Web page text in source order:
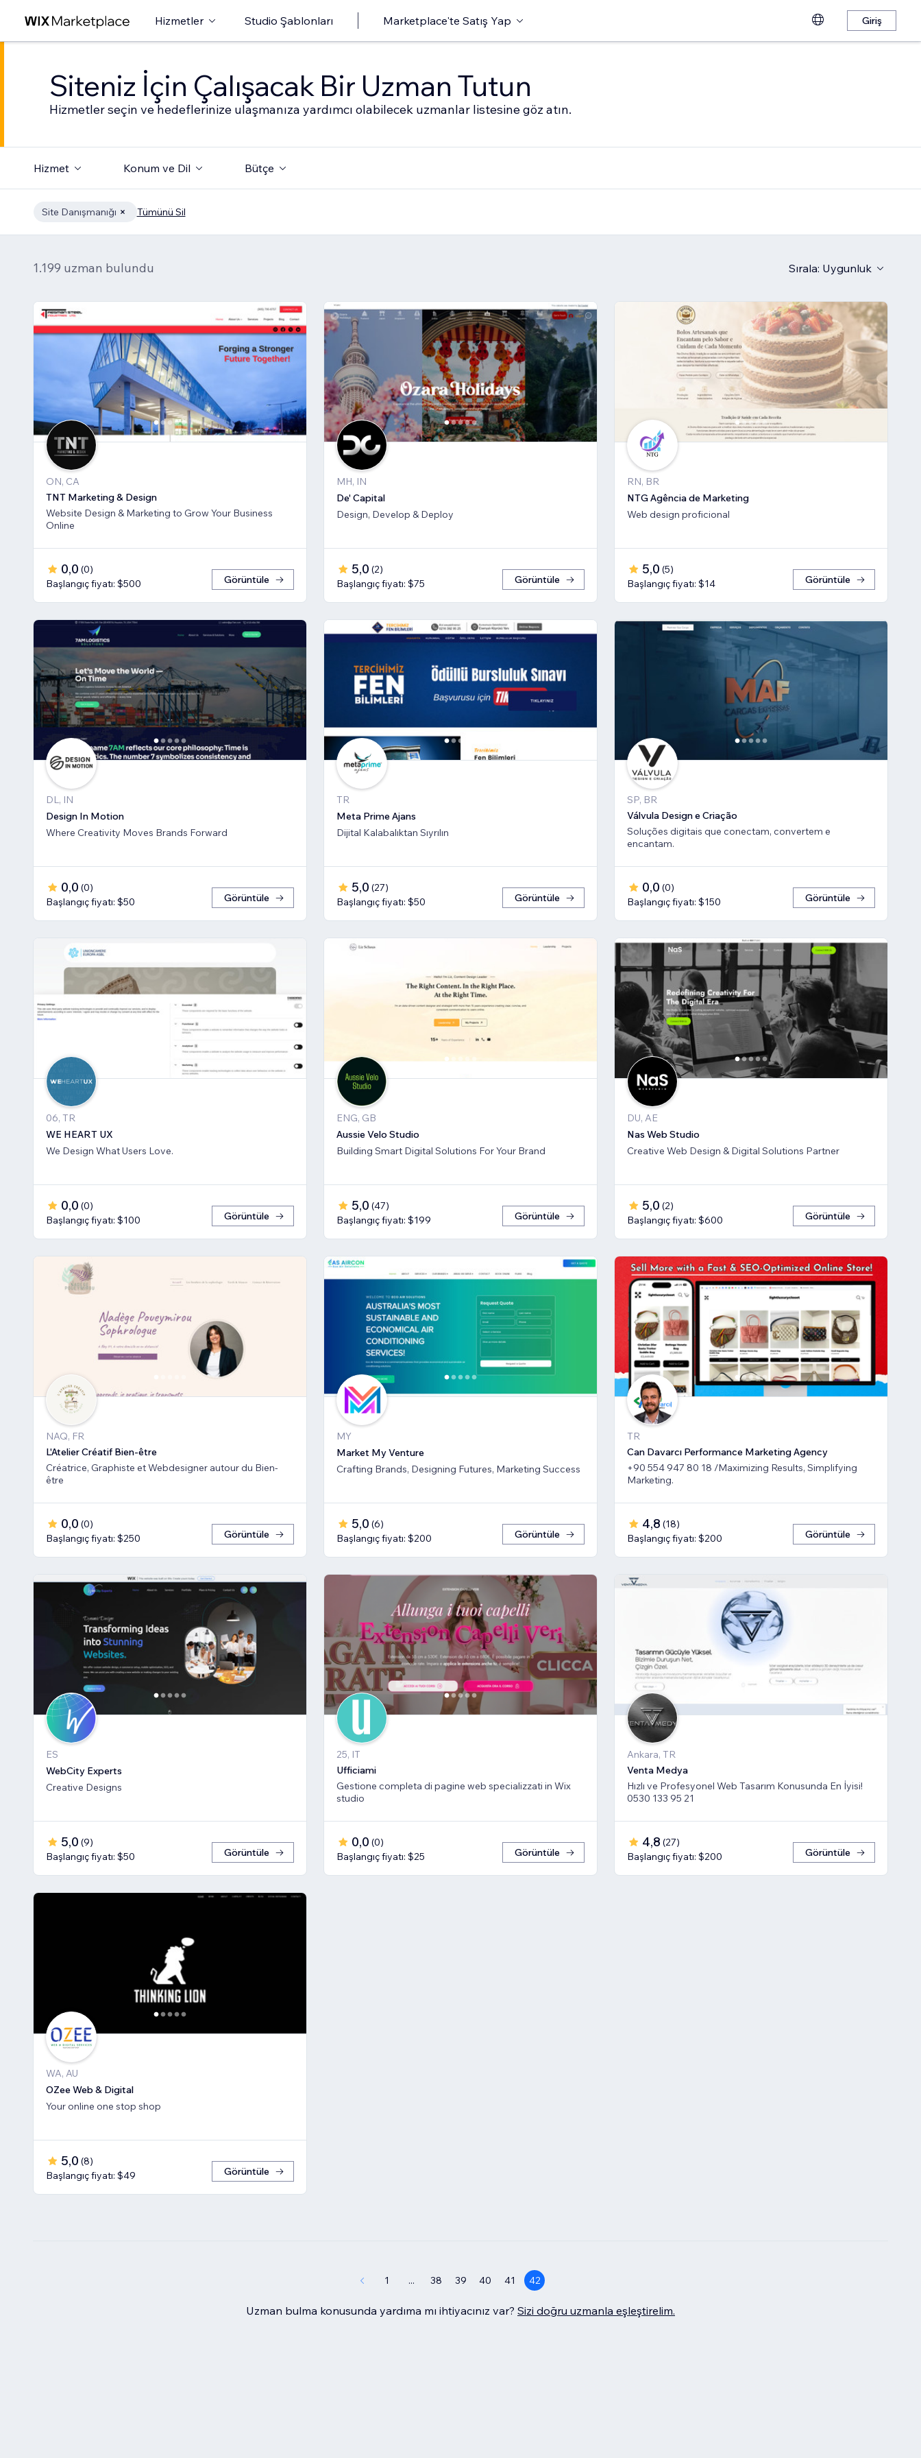
Hizmetler Studio Şablonları Marketplace'te Satış Yap Giriş
Siteniz İçin Çalışacak Bir Uzman Tutun
Hizmetler seçin ve hedeflerinize ulaşmanıza yardımcı olabilecek uzmanlar listesine göz atın.
Hizmet Konum ve Dil Bütçe
Site Danışmanığı Tümünü Sil
1.199 uzman bulundu Sırala: Uygunluk
ON, CA
TNT Marketing & Design
Website Design & Marketing to Grow Your Business
Online
0,0 (0)
Başlangıç fiyatı: $500
Görüntüle
MH, IN
De' Capital
Design, Develop & Deploy
5,0 (2)
Başlangıç fiyatı: $75
Görüntüle
RN, BR
NTG Agência de Marketing
Web design proficional
5,0 (5)
Başlangıç fiyatı: $14
Görüntüle
DL, IN
Design In Motion
Where Creativity Moves Brands Forward
0,0 (0)
Başlangıç fiyatı: $50
Görüntüle
TR
Meta Prime Ajans
Dijital Kalabalıktan Sıyrılın
5,0 (27)
Başlangıç fiyatı: $50
Görüntüle
SP, BR
Válvula Design e Criação
Soluções digitais que conectam, convertem e
encantam.
0,0 (0)
Başlangıç fiyatı: $150
Görüntüle
06, TR
WE HEART UX
We Design What Users Love.
0,0 (0)
Başlangıç fiyatı: $100
Görüntüle
ENG, GB
Aussie Velo Studio
Building Smart Digital Solutions For Your Brand
5,0 (47)
Başlangıç fiyatı: $199
Görüntüle
DU, AE
Nas Web Studio
Creative Web Design & Digital Solutions Partner
5,0 (2)
Başlangıç fiyatı: $600
Görüntüle
NAQ, FR
L'Atelier Créatif Bien-être
Créatrice, Graphiste et Webdesigner autour du Bien-
être
0,0 (0)
Başlangıç fiyatı: $250
Görüntüle
MY
Market My Venture
Crafting Brands, Designing Futures, Marketing Success
5,0 (6)
Başlangıç fiyatı: $200
Görüntüle
TR
Can Davarcı Performance Marketing Agency
+90 554 947 80 18 /Maximizing Results, Simplifying
Marketing.
4,8 (18)
Başlangıç fiyatı: $200
Görüntüle
ES
WebCity Experts
Creative Designs
5,0 (9)
Başlangıç fiyatı: $50
Görüntüle
25, IT
Ufficiami
Gestione completa di pagine web specializzati in Wix
studio
0,0 (0)
Başlangıç fiyatı: $25
Görüntüle
Ankara, TR
Venta Medya
Hızlı ve Profesyonel Web Tasarım Konusunda En İyisi!
0530 133 95 21
4,8 (27)
Başlangıç fiyatı: $200
Görüntüle
WA, AU
OZee Web & Digital
Your online one stop shop
5,0 (8)
Başlangıç fiyatı: $49
Görüntüle
1 ... 38 39 40 41 42
Uzman bulma konusunda yardıma mı ihtiyacınız var? Sizi doğru uzmanla eşleştirelim.